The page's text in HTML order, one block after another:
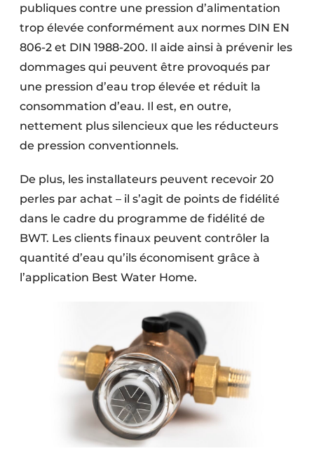
publiques contre une pression d’alimentation
trop élevée conformément aux normes DIN EN
806-2 et DIN 1988-200. Il aide ainsi à prévenir les
dommages qui peuvent être provoqués par
une pression d’eau trop élevée et réduit la
consommation d’eau. Il est, en outre,
nettement plus silencieux que les réducteurs
de pression conventionnels.
De plus, les installateurs peuvent recevoir 20
perles par achat – il s’agit de points de fidélité
dans le cadre du programme de fidélité de
BWT. Les clients finaux peuvent contrôler la
quantité d’eau qu’ils économisent grâce à
l’application Best Water Home.